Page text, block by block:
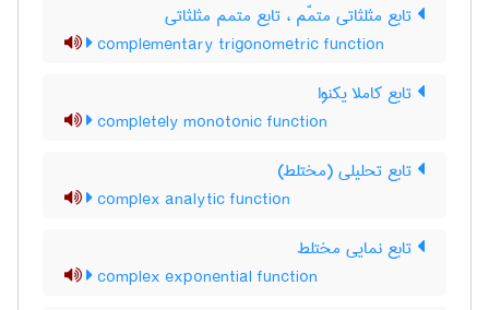
تابع مثلثاتی متمّم ، تابع متمم مثلثاتی
complementary trigonometric function
تابع کاملا یکنوا
completely monotonic function
تابع تحلیلی (مختلط)
complex analytic function
تابع نمایی مختلط
complex exponential function